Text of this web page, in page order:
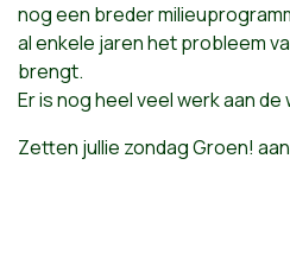
nog een breder
al enkele jaren het probleem
brengt.
Er is nog heel veel werk aan de
Zetten jullie zondag Groen!